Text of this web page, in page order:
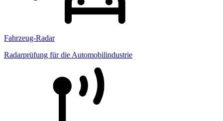
Fahrzeug-Radar
Radarprüfung für die Automobilindustrie